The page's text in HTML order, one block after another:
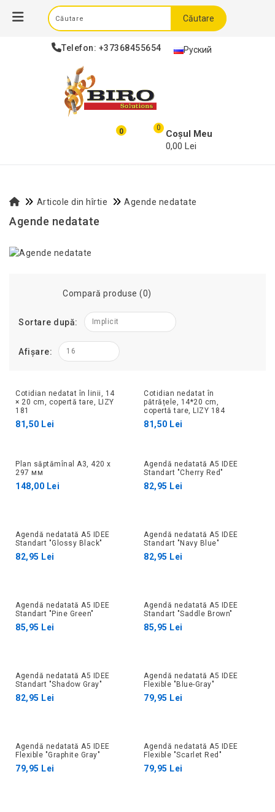
Telefon: +37368455654 Руский
Căutare
0 0
Coșul Meu
0,00 Lei
Articole din hîrtie Agende nedatate
Agende nedatate
Compară produse (0)
Sortare după: Implicit
Afișare: 16
Cotidian nedatat în linii, 14
× 20 cm, copertă tare, LIZY
181
81,50 Lei
Cotidian nedatat în
pătrățele, 14*20 cm,
copertă tare, LIZY 184
81,50 Lei
Plan săptămînal A3, 420 х
297 мм
148,00 Lei
Agendă nedatată А5 IDEE
Standart "Cherry Red"
82,95 Lei
Agendă nedatată А5 IDEE
Standart "Glossy Black"
82,95 Lei
Agendă nedatată А5 IDEE
Standart "Navy Blue"
82,95 Lei
Agendă nedatată А5 IDEE
Standart "Pine Green"
85,95 Lei
Agendă nedatată А5 IDEE
Standart "Saddle Brown"
85,95 Lei
Agendă nedatată А5 IDEE
Standart "Shadow Gray"
82,95 Lei
Agendă nedatată A5 IDEE
Flexible "Blue-Gray"
79,95 Lei
Agendă nedatată A5 IDEE
Flexible "Graphite Gray"
79,95 Lei
Agendă nedatată A5 IDEE
Flexible "Scarlet Red"
79,95 Lei